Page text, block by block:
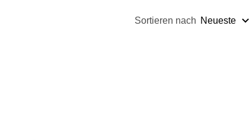
Sortieren nach Neueste